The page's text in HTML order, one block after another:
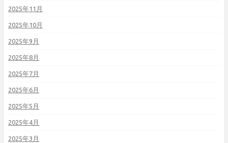
2025年11月
2025年10月
2025年9月
2025年8月
2025年7月
2025年6月
2025年5月
2025年4月
2025年3月